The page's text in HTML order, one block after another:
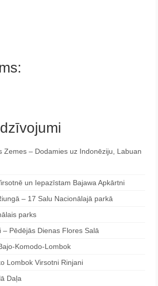
Zemes – Dodamies uz Indonēziju, Labuan
un Iepazīstam Bajawa Apkārtni
– 17 Salu Nacionālajā parkā
parks
– Pēdējās Dienas Flores Salā
Komodo-Lombok
Lombok Virsotni Rinjani
Daļa